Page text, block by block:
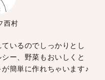
西村
いるのでしっかりとし
ー、野菜もおいしくと
簡単に作れちゃいます♪